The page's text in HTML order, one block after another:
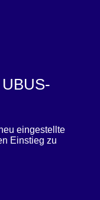
eingestellte
Einstieg zu